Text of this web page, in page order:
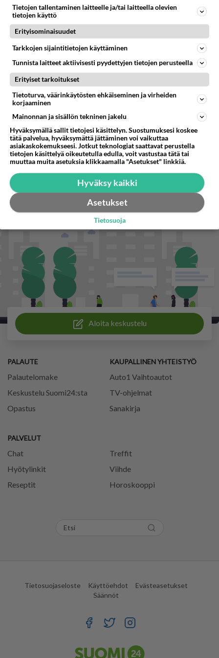
Naiset kertokaa 43
Täällä monesti kuulee vaatimuksia siitä, että kumppaniehdokkaalla ei saisi olla lemmikkejä, lapsia, kavereita, eksiä, su
515
STARA.FI
tehovalvonnan
Norwegianille suoran lentoyhteys Helsinki-Vantaalta ja norjalaiseen
talvikohteeseen
Ruotsin kuningas saapuu vierailulle Ylitornioon – tästä on kyse
Aloita keskustelu
PALAUTE
Palautelomake
Keskustelu Suomi24:sta
Opastus
PALVELUT
Chat
Treffit
Hyötylinkit
Viihde
Reseptit
Horoskooppi
KAUPALLINEN YHTEISTYÖ
Auto1 Vaihtoautot
TV-ohjelmat
Sanakirja
Tietosuojaseloste Käyttöehdot
Evästeasetukset
Säännöt
Tietojen tallentaminen laitteelle ja/tai laitteella olevien
tietojen käyttö
Erityisominaisuudet
Tarkkojen sijaintitietojen käyttäminen
Tunnista laitteet aktiivisesti pyydettyjen tietojen perusteella
Erityiset tarkoitukset
Tietoturva, väärinkäytösten ehkäiseminen ja virheiden
korjaaminen
Mainonnan ja sisällön tekninen jakelu
Hyväksymällä sallit tietojesi käsittelyn. Suostumuksesi koskee
tätä palvelua, hyväksymättä jättäminen voi vaikuttaa
asiakaskokemukseesi. Jotkut teknologiat saattavat perustella
tietojen käsittelyä oikeutetulla edulla, voit vastustaa tätä tai
muuttaa muita asetuksia klikkaamalla "Asetukset" linkkiä.
Hyväksy kaikki
Asetukset
Tietosuoja